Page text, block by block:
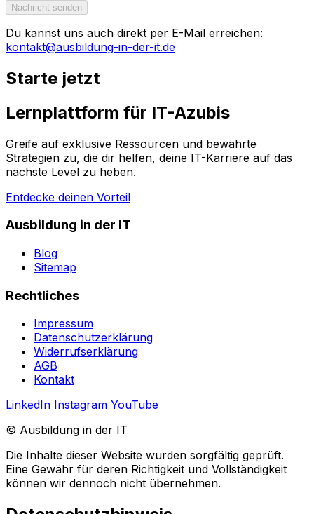
Nachricht senden
Du kannst uns auch direkt per E-Mail erreichen:
kontakt@ausbildung-in-der-it.de
Starte jetzt
Lernplattform für IT-Azubis
Greife auf exklusive Ressourcen und bewährte
Strategien zu, die dir helfen, deine IT-Karriere auf das
nächste Level zu heben.
Entdecke deinen Vorteil
Ausbildung in der IT
Blog
Sitemap
Rechtliches
Impressum
Datenschutzerklärung
Widerrufserklärung
AGB
Kontakt
LinkedIn Instagram YouTube
© Ausbildung in der IT
Die Inhalte dieser Website wurden sorgfältig geprüft.
Eine Gewähr für deren Richtigkeit und Vollständigkeit
können wir dennoch nicht übernehmen.